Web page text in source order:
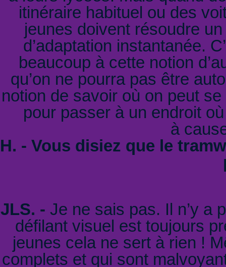
itinéraire habituel ou des
jeunes doivent résoudre
d’adaptation instantanée.
beaucoup à cette notion
qu’on ne pourra pas être
notion de savoir où on peut
pour passer à un endroit
à
H. - Vous disiez que le
JLS. - Je ne sais pas. Il n’y a
défilant visuel est toujours
jeunes cela ne sert à rien !
complets et qui sont